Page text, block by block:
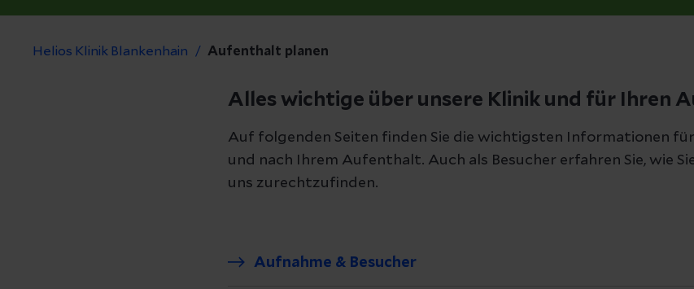
Helios Klinik Blankenhain Aufenthalt planen
Alles wichtige über unsere Klinik und für Ihren
Auf folgenden Seiten finden Sie die wichtigsten Informationen
und nach Ihrem Aufenthalt. Auch als Besucher erfahren Sie, wie
uns zurechtzufinden.
Aufnahme & Besucher